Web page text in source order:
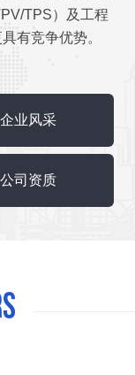
TPS）及工程
有竞争优势。
企业风采
公司资质